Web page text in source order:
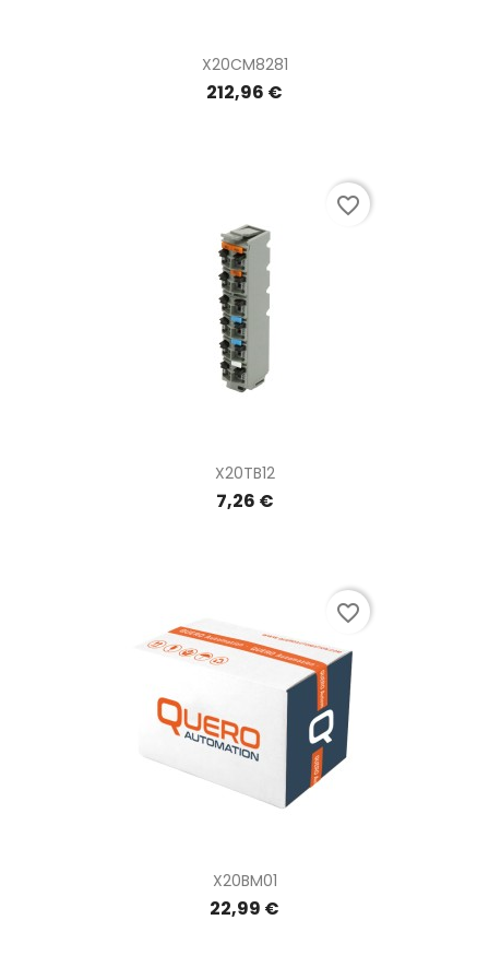
X20CM8281
212,96 €
X20TB12
7,26 €
favorite_border
X20BM01
22,99 €
favorite_border